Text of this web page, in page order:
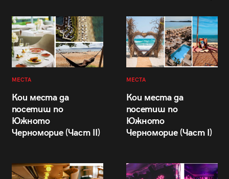
МЕСТА
Кои места да
посетиш по
Южното
Черноморие (Част II)
МЕСТА
Кои места да
посетиш по
Южното
Черноморие (Част I)